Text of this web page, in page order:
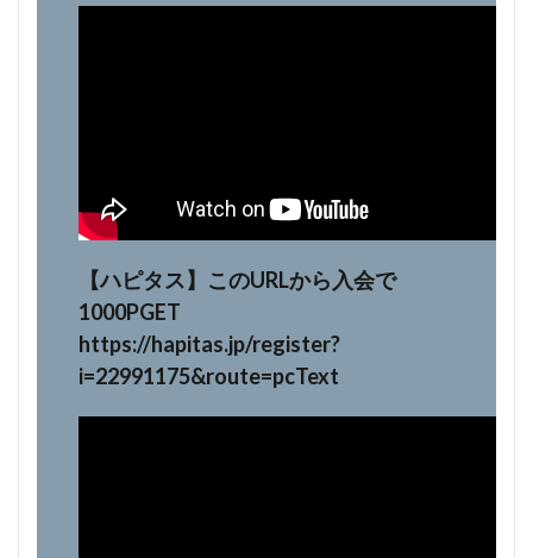
【ハピタス】このURLから入会で
1000PGET
https://hapitas.jp/register?
i=22991175&route=pcText